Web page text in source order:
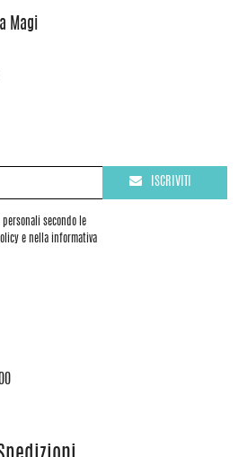
Magi
secondo le
e nella informativa
ISCRIVITI